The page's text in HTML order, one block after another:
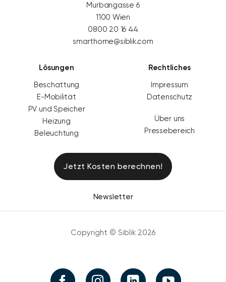
Murbangasse 6
1100 Wien
0800 20 16 44
smarthome@siblik.com
Lösungen
Beschattung
E-Mobilität
PV und Speicher
Heizung
Beleuchtung
Rechtliches
Impressum
Datenschutz
Über uns
Pressebereich
Jetzt Kosten berechnen!
Newsletter
Copyright © Siblik 2026